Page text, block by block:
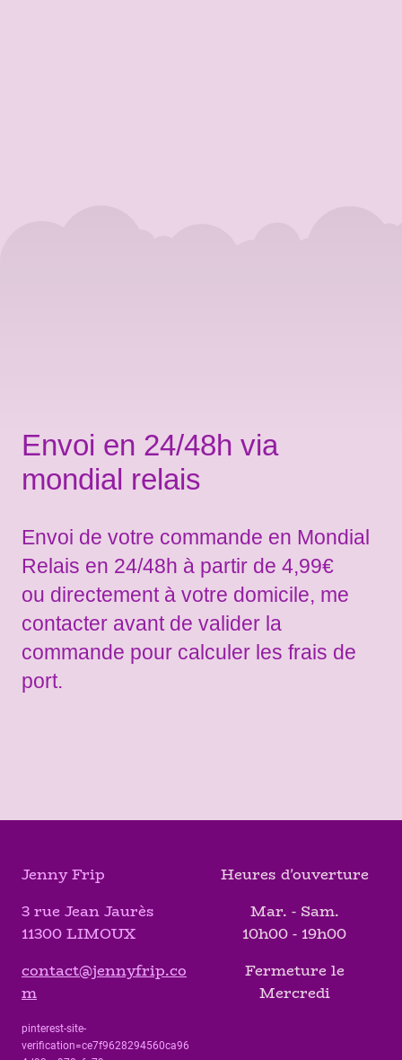
Envoi en 24/48h via
mondial relais
Envoi de votre commande en Mondial
Relais en 24/48h à partir de 4,99€
ou directement à votre domicile, me
contacter avant de valider la
commande pour calculer les frais de
port.
Jenny Frip
3 rue Jean Jaurès
11300 LIMOUX
contact@jennyfrip.co
m
pinterest-site-
verification=ce7f9628294560ca96
Heures d'ouverture
Mar. - Sam.
10h00 - 19h00
Fermeture le
Mercredi